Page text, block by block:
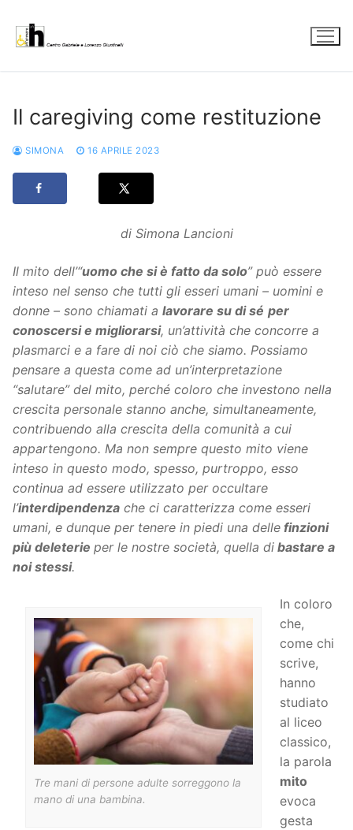
contenuto
Il caregiving come restituzione
SIMONA 16 APRILE 2023
di Simona Lancioni
Il mito dell’“uomo che si è fatto da solo” può essere
inteso nel senso che tutti gli esseri umani – uomini e
donne – sono chiamati a lavorare su di sé per
conoscersi e migliorarsi, un’attività che concorre a
plasmarci e a fare di noi ciò che siamo. Possiamo
pensare a questa come ad un’interpretazione
“salutare” del mito, perché coloro che investono nella
crescita personale stanno anche, simultaneamente,
contribuendo alla crescita della comunità a cui
appartengono. Ma non sempre questo mito viene
inteso in questo modo, spesso, purtroppo, esso
continua ad essere utilizzato per occultare
l’interdipendenza che ci caratterizza come esseri
umani, e dunque per tenere in piedi una delle finzioni
più deleterie per le nostre società, quella di bastare a
noi stessi.
Tre mani di persone adulte sorreggono la
mano di una bambina.
In coloro
che,
come chi
scrive,
hanno
studiato
al liceo
classico,
la parola
mito
evoca
gesta